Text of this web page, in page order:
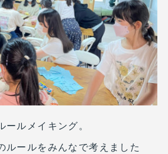
ールメイキング。
ルールをみんなで考えました